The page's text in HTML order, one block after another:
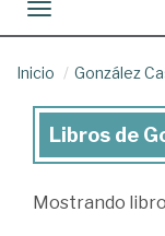
Toggle navigation
Inicio González
Libros
González
Libros de
Mostrando